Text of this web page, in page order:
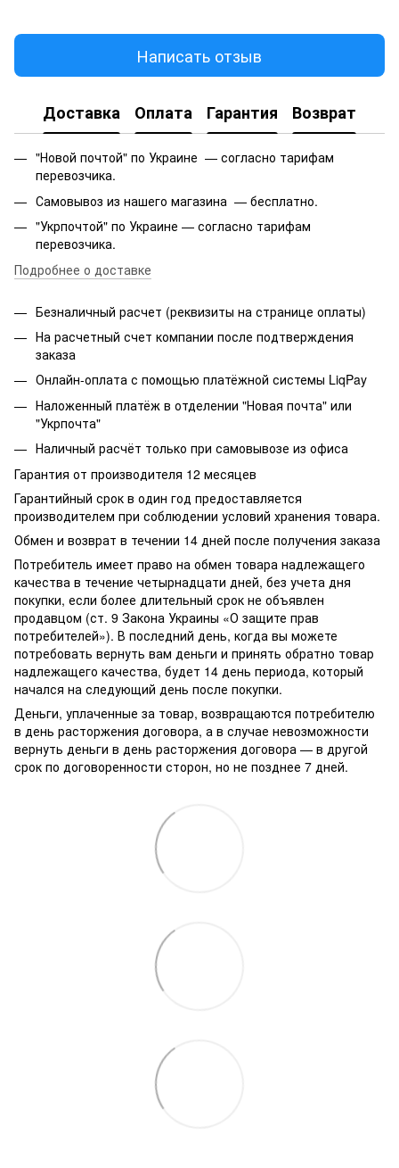
Написать отзыв
Доставка Оплата Гарантия Возврат
"Новой почтой" по Украине — согласно тарифам
перевозчика.
Самовывоз из нашего магазина — бесплатно.
"Укрпочтой" по Украине — согласно тарифам
перевозчика.
Подробнее о доставке
Безналичный расчет (реквизиты на странице оплаты)
На расчетный счет компании после подтверждения
заказа
Онлайн-оплата с помощью платёжной системы LiqPay
Наложенный платёж в отделении "Новая почта" или
"Укрпочта"
Наличный расчёт только при самовывозе из офиса
Гарантия от производителя 12 месяцев
Гарантийный срок в один год предоставляется
производителем при соблюдении условий хранения товара.
Обмен и возврат в течении 14 дней после получения заказа
Потребитель имеет право на обмен товара надлежащего
качества в течение четырнадцати дней, без учета дня
покупки, если более длительный срок не объявлен
продавцом (ст. 9 Закона Украины «О защите прав
потребителей»). В последний день, когда вы можете
потребовать вернуть вам деньги и принять обратно товар
надлежащего качества, будет 14 день периода, который
начался на следующий день после покупки.
Деньги, уплаченные за товар, возвращаются потребителю
в день расторжения договора, а в случае невозможности
вернуть деньги в день расторжения договора — в другой
срок по договоренности сторон, но не позднее 7 дней.